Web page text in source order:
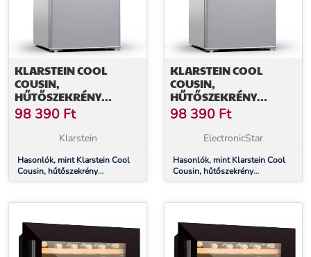
KLARSTEIN COOL
COUSIN,
HŰTŐSZEKRÉNY
FAGYASZTÓVAL, 70/11
L, 40 DB, 2 POLC
98 390 Ft
Klarstein
Hasonlók, mint Klarstein Cool
Cousin, hűtőszekrény
fagyasztóval, 70/11 l, 40 dB, 2
KLARSTEIN COOL
COUSIN,
HŰTŐSZEKRÉNY
FAGYASZTÓVAL, 70/11
L, 40 DB, 2 POLC
98 390 Ft
ElectronicStar
Hasonlók, mint Klarstein Cool
Cousin, hűtőszekrény
fagyasztóval, 70/11 l, 40 dB, 2